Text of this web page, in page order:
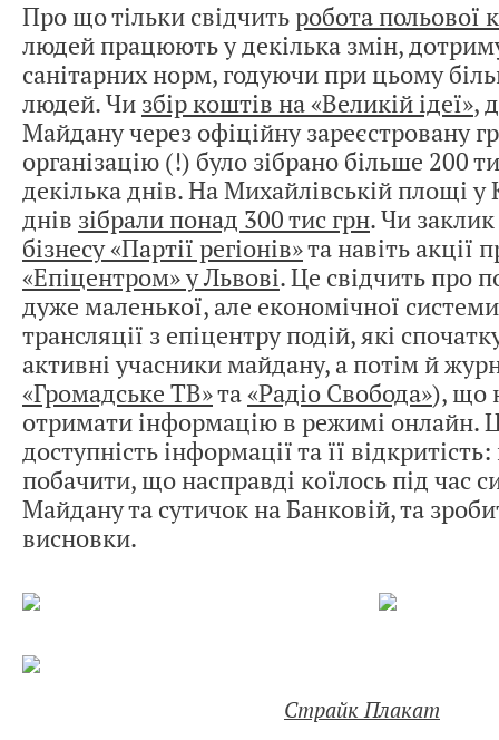
Про що тільки свідчитьробота польової
людей працюють у декілька змін,
санітарних норм, годуючи при цьому
людей. Чи збір коштів на «Великій ідеї»,
Майдану через офіційну зареєстровану
організацію (!) було зібрано більше 200
декілька днів. На Михайлівській площі у
днів зібрали понад 300 тис грн. Чи
бізнесу «Партії регіонів»та навіть акції
«Епіцентром» у Львові. Це свідчить про
дуже маленької, але економічної
трансляції з епіцентру подій, які
активні учасники майдану, а потім й
«Громадське ТВ»та«Радіо Свобода»), що
отримати інформацію в режимі онлайн.
доступність інформації та її
побачити, що насправді коїлось під час
Майдану та сутичок на Банковій, та
висновки.
Страйк Плакат